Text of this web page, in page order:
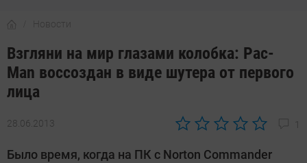
Новости
Взгляни на мир глазами колобка: Pac-
Man воссоздан в виде шутера от первого
лица
28.06.2013
Автор:
Было время, когда на ПК с Norton Commander